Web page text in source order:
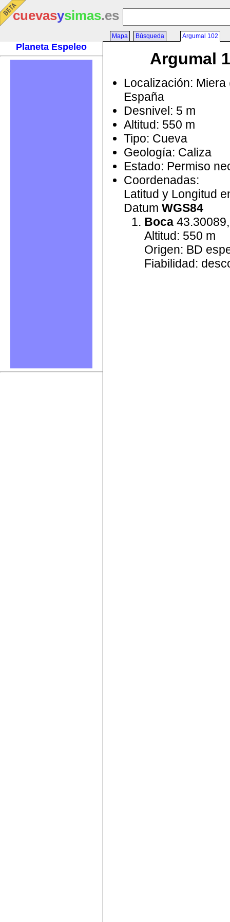
cuevasysimas.es
Planeta Espeleo
Mapa Búsqueda Argumal 102
Argumal
Localización: Miera
España
Desnivel: 5 m
Altitud: 550 m
Tipo: Cueva
Geología: Caliza
Estado: Permiso
Coordenadas:
Latitud y Longitud
Datum WGS84
Boca
Altitud: 550 m
Origen: BD
Fiabilidad: